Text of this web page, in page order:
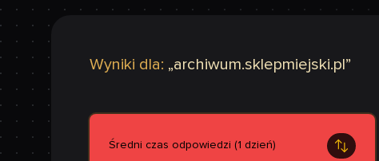
Wyniki dla: „archiwum.sklepmiejski.pl ”
Średni czas odpowiedzi (1 dzień)